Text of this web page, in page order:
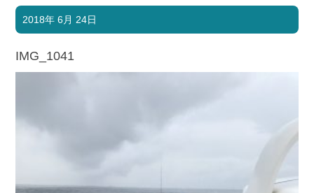
マリンクラブ
マリンライフを堪能したい！
ボート販売
ボート免許
2018年 6月 24日
IMG_1041